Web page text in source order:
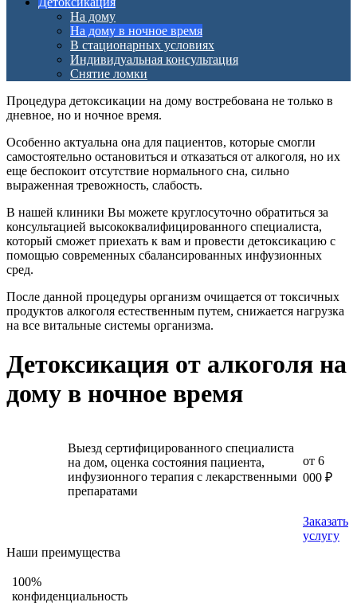
На дому
На дому в ночное время
В стационарных условиях
Индивидуальная консультация
Снятие ломки
Процедура детоксикации на дому востребована не только в
дневное, но и ночное время.
Особенно актуальна она для пациентов, которые смогли
самостоятельно остановиться и отказаться от алкоголя, но их
еще беспокоит отсутствие нормального сна, сильно
выраженная тревожность, слабость.
В нашей клиники Вы можете круглосуточно обратиться за
консультацией высококвалифицированного специалиста,
который сможет приехать к вам и провести детоксикацию с
помощью современных сбалансированных инфузионных
сред.
После данной процедуры организм очищается от токсичных
продуктов алкоголя естественным путем, снижается нагрузка
на все витальные системы организма.
Детоксикация от алкоголя на
дому в ночное время
Выезд сертифицированного специалиста
на дом, оценка состояния пациента,
инфузионного терапия с лекарственными
препаратами
от 6
000 ₽
Заказать
услугу
Наши преимущества
100%
конфиденциальность